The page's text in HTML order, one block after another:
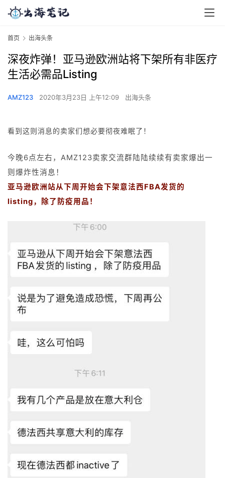
首页 出海头条
深夜炸弹！亚马逊欧洲站将下架所有非医疗
生活必需品Listing
AMZ123 2020年3月23日 上午12:09 出海头条
看到这则消息的卖家们想必要彻夜难眠了！
今晚6点左右，AMZ123卖家交流群陆陆续续有卖家爆出一
则爆炸性消息！
亚马逊欧洲站从下周开始会下架意法西FBA发货的
listing，除了防疫用品！